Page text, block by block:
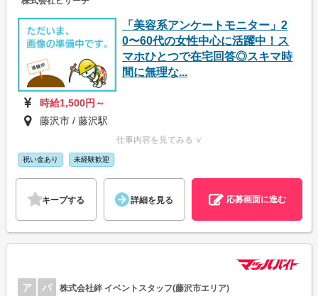
「美容系アンケートモニター」2
0〜60代の女性中心に活躍中！ス
マホひとつで在宅回答◎スキマ時
間に無理な...
時給1,500円～
藤沢市 / 藤沢駅
仕事内容を見てみる ∨
祝い金あり 未経験歓迎
キープする 詳細を見る 応募画面に進む
ア パ 株式会社絆 イベントスタッフ(藤沢市エリア)